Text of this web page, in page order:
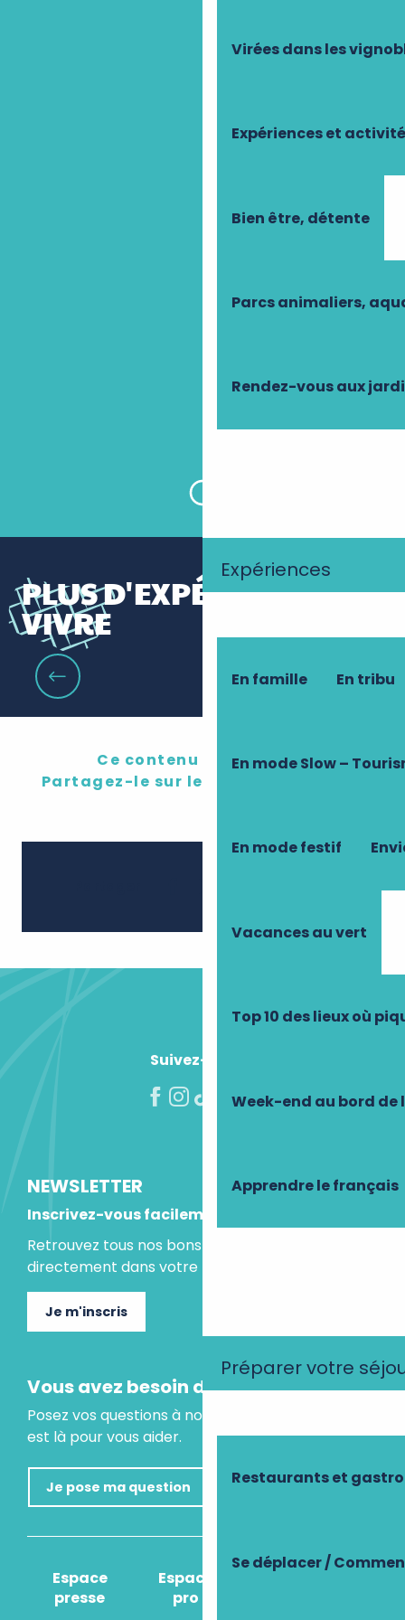
Virées dans les
Expériences et
Bien être, détente
Parcs animaliers,
Rendez-vous aux
Expériences
En famille En tribu
En mode Slow –
En mode festif
Vacances au vert
Top 10 des lieux où
Week-end au bord de
Apprendre le français
Préparer votre
Restaurants et
Se déplacer /
La Cabane à Matelot / Les Pêcheries
Ligériennes
PLUS D'EXPÉRIENCES À
VIVRE
Le goût de la Van life
Ce contenu vous a plu ?
Partagez-le sur les réseau sociaux !
Suivez-nous !
NEWSLETTER
Inscrivez-vous facilement
Retrouvez tous nos bons plans et idées séjours
directement dans votre boite mail.
Je m'inscris
Vous avez besoin d'un conseil ?
Posez vos questions à notre assistant virtuel, il
est là pour vous aider.
Je pose ma question
Espace
presse
Espace
pro
Comment venir